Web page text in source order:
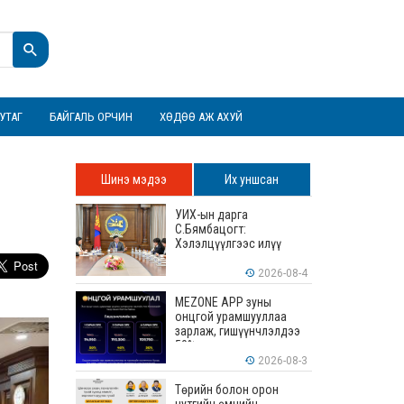
БАЙГАЛЬ ОРЧИН ХӨДӨӨ АЖ АХУЙ
Шинэ мэдээ Их уншсан
УИХ-ын дарга
С.Бямбацогт:
Хэлэлцүүлгээс илүү
илүү бодит үр дүн чухал
2026-08-4
MEZONE APP зуны
онцгой урамшууллаа
зарлаж, гишүүнчлэлдээ
50% хүртэлх хөнгөлөлт
үзүүлж эхэллээ 2026-08-3
Төрийн болон орон